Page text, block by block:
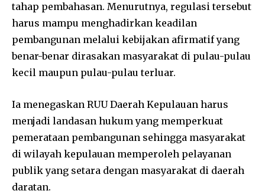
tahap pembahasan. Menurutnya, regulasi tersebut
harus mampu menghadirkan keadilan
pembangunan melalui kebijakan afirmatif yang
benar-benar dirasakan masyarakat di pulau-pulau
kecil maupun pulau-pulau terluar.
Ia menegaskan RUU Daerah Kepulauan harus
menjadi landasan hukum yang memperkuat
pemerataan pembangunan sehingga masyarakat
di wilayah kepulauan memperoleh pelayanan
publik yang setara dengan masyarakat di daerah
daratan.